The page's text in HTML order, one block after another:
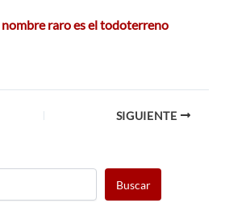
nombre raro es el todoterreno
SIGUIENTE
Buscar